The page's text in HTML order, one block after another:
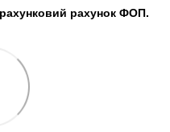
рахунок ФОП.